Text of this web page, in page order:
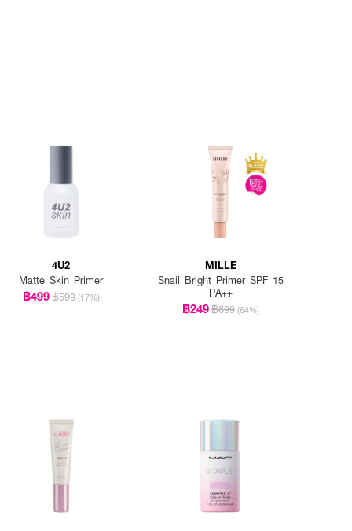
4U2
Matte Skin Primer
฿499฿599 (17%)
MILLE
Snail Bright Primer SPF 15
PA++
฿249฿699 (64%)